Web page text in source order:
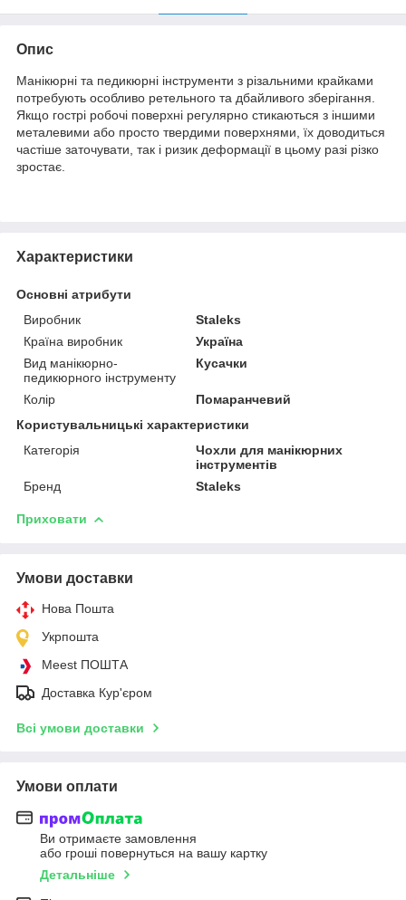
Опис
Манікюрні та педикюрні інструменти з різальними крайками
потребують особливо ретельного та дбайливого зберігання.
Якщо гострі робочі поверхні регулярно стикаються з іншими
металевими або просто твердими поверхнями, їх доводиться
частіше заточувати, так і ризик деформації в цьому разі різко
зростає.
Характеристики
Основні атрибути
Виробник
Staleks
Країна виробник
Україна
Вид манікюрно-
педикюрного інструменту
Кусачки
Колір
Помаранчевий
Користувальницькі характеристики
Категорія
Чохли для манікюрних
інструментів
Бренд
Staleks
Приховати
Умови доставки
Нова Пошта
Укрпошта
Meest ПОШТА
Доставка Кур'єром
Всі умови доставки
Умови оплати
Ви отримаєте замовлення
або гроші повернуться на вашу картку
Детальніше